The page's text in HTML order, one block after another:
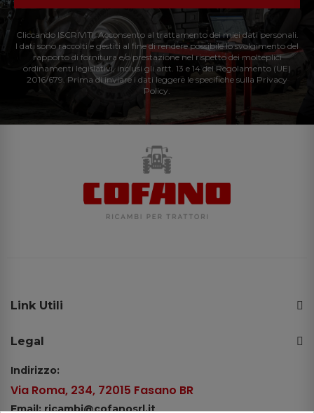
Cliccando ISCRIVITI: Acconsento al trattamento dei miei dati personali.
I dati sono raccolti e gestiti al fine di rendere possibile lo svolgimento del
rapporto di fornitura e/o prestazione nel rispetto dei molteplici
ordinamenti legislativi, inclusi gli artt. 13 e 14 del Regolamento (UE)
2016/679. Prima di inviare i dati leggere le specifiche sulla Privacy
Policy.
Link Utili
Legal
Indirizzo:
Via Roma, 234, 72015 Fasano BR
Email: ricambi@cofanosrl.it